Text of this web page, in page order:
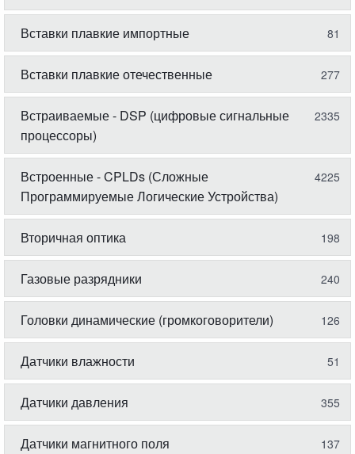
Вставки плавкие импортные 81
Вставки плавкие отечественные 277
Встраиваемые - DSP (цифровые сигнальные
процессоры)
2335
Встроенные - CPLDs (Сложные
Программируемые Логические Устройства)
4225
Вторичная оптика 198
Газовые разрядники 240
Головки динамические (громкоговорители) 126
Датчики влажности 51
Датчики давления 355
Датчики магнитного поля 137